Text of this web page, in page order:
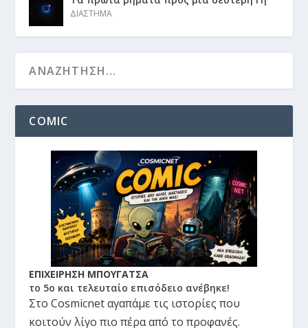
ΔΙΑΣΤΗΜΑ
COMIC
ΕΠΙΧΕΙΡΗΣΗ ΜΠΟΥΓΑΤΣΑ
το 5ο και τελευταίο επισόδειο ανέβηκε!
Στο Cosmicnet αγαπάμε τις ιστορίες που
κοιτούν λίγο πιο πέρα από το προφανές.